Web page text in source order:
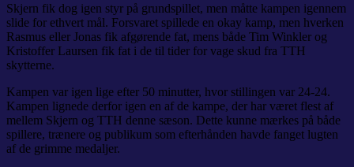
Skjern fik dog igen styr på grundspillet, men måtte kampen igennem
slide for ethvert mål. Forsvaret spillede en okay kamp, men hverken
Rasmus eller Jonas fik afgørende fat, mens både Tim Winkler og
Kristoffer Laursen fik fat i de til tider for vage skud fra TTH
skytterne.
Kampen var igen lige efter 50 minutter, hvor stillingen var 24-24.
Kampen lignede derfor igen en af de kampe, der har været flest af
mellem Skjern og TTH denne sæson. Dette kunne mærkes på både
spillere, trænere og publikum som efterhånden havde fanget lugten
af de grimme medaljer.